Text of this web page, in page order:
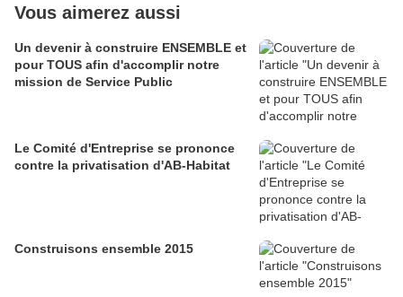
Vous aimerez aussi
Un devenir à construire ENSEMBLE et
pour TOUS afin d'accomplir notre
mission de Service Public
Le Comité d'Entreprise se prononce
contre la privatisation d'AB-Habitat
Construisons ensemble 2015